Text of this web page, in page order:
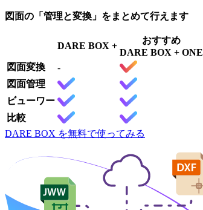
図面の「管理と変換」をまとめて行えます
DARE BOX +
おすすめ
DARE BOX + ONE
図面変換
-
図面管理
ビューワー
比較
DARE BOX を無料で使ってみる